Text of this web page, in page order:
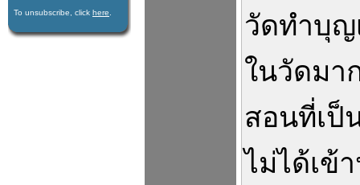
To unsubscribe, click here
วัดทำบุญ
ในวัดมา
สอนที่เป็
ไม่ได้เข้า